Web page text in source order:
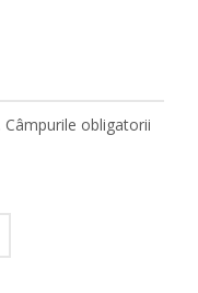
Câmpurile obligatorii